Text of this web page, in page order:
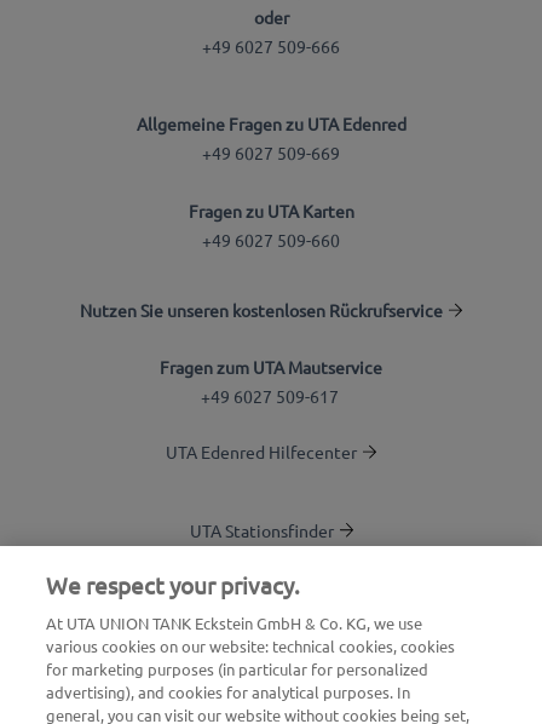
oder
+49 6027 509-666
Allgemeine Fragen zu UTA Edenred
+49 6027 509-669
Fragen zu UTA Karten
+49 6027 509-660
Nutzen Sie unseren kostenlosen Rückrufservice
Fragen zum UTA Mautservice
+49 6027 509-617
UTA Edenred Hilfecenter
UTA Stationsfinder
Blog
Login Kundenbereich
Über UTA Edenred
UTA Academy
We respect your privacy.
At UTA UNION TANK Eckstein GmbH & Co. KG, we use
various cookies on our website: technical cookies, cookies
for marketing purposes (in particular for personalized
advertising), and cookies for analytical purposes. In
general, you can visit our website without cookies being set,